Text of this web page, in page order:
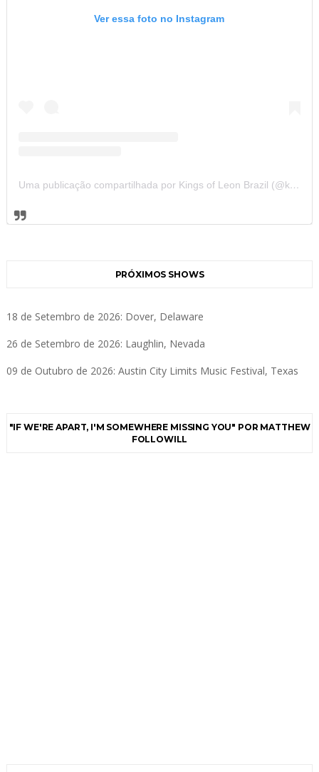
Ver essa foto no Instagram
Uma publicação compartilhada por Kings of Leon Brazil (@kolbrazil)
PRÓXIMOS SHOWS
18 de Setembro de 2026: Dover, Delaware
26 de Setembro de 2026: Laughlin, Nevada
09 de Outubro de 2026: Austin City Limits Music Festival, Texas
"IF WE'RE APART, I'M SOMEWHERE MISSING YOU" POR MATTHEW
FOLLOWILL